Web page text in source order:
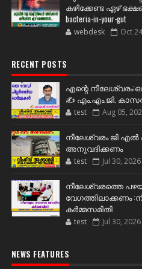
കഴിക്കേണ്ട ഏഴ്
bacteria-in-your-gut
webdesk Oct
RECENT POSTS
എന്റെ
✍️ എം.എം.ജി.
test Aug 05,
നീലേശ്വരം ജി
അനുവദിക്കണം
test Jul 30, 2026
നീലേശ്വരത്തെ
വേഗത്തിലാക്കണം
കർമ്മസമിതി
test Jul 30, 2026
NEWS FEATURES